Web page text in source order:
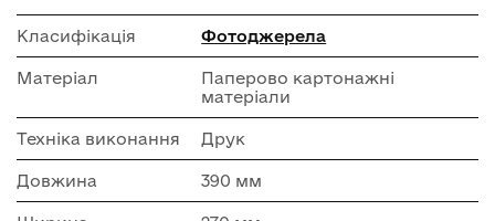
Класифікація Фотоджерела
Матеріал
Паперово картонажні
матеріали
Техніка виконання Друк
Довжина 390 мм